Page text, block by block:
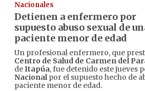
Nacionales
Detienen a enfermero por
supuesto abuso sexual de
paciente menor de edad
Un profesional enfermero, que
Centro de Salud de Carmen del
deItapúa, fue detenido este jueves
Nacionalpor el supuesto hecho de
paciente menor de edad.